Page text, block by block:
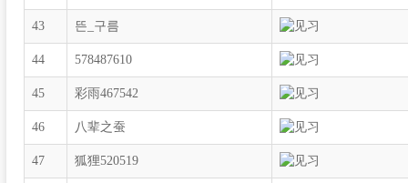
43 뜬_구름
44 578487610
45 彩雨467542
46 八辈之蚕
47 狐狸520519